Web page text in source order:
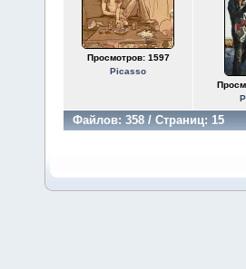
Просмотров: 1597
Picasso
Файлов: 358 / Страниц: 15